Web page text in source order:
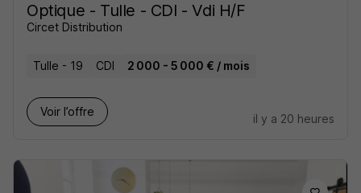
Optique - Tulle - CDI - Vdi H/F
Circet Distribution
Tulle - 19 CDI 2 000 - 5 000 € / mois
Voir l’offre
il y a 20 heures